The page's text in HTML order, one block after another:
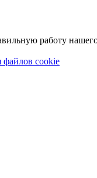
работу нашего
файлов cookie